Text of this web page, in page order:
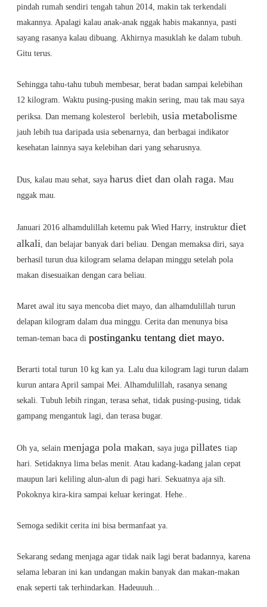
pindah rumah sendiri tengah tahun 2014, makin tak terkendali
makannya. Apalagi kalau anak-anak nggak habis makannya, pasti
sayang rasanya kalau dibuang. Akhirnya masuklah ke dalam tubuh.
Gitu terus.
Sehingga tahu-tahu tubuh membesar, berat badan sampai kelebihan
12 kilogram. Waktu pusing-pusing makin sering, mau tak mau saya
periksa. Dan memang kolesterol berlebih, usia metabolisme
jauh lebih tua daripada usia sebenarnya, dan berbagai indikator
kesehatan lainnya saya kelebihan dari yang seharusnya.
Dus, kalau mau sehat, saya harus diet dan olah raga. Mau
nggak mau.
Januari 2016 alhamdulillah ketemu pak Wied Harry, instruktur diet
alkali, dan belajar banyak dari beliau. Dengan memaksa diri, saya
berhasil turun dua kilogram selama delapan minggu setelah pola
makan disesuaikan dengan cara beliau.
Maret awal itu saya mencoba diet mayo, dan alhamdulillah turun
delapan kilogram dalam dua minggu. Cerita dan menunya bisa
teman-teman baca di postinganku tentang diet mayo.
Berarti total turun 10 kg kan ya. Lalu dua kilogram lagi turun dalam
kurun antara April sampai Mei. Alhamdulillah, rasanya senang
sekali. Tubuh lebih ringan, terasa sehat, tidak pusing-pusing, tidak
gampang mengantuk lagi, dan terasa bugar.
Oh ya, selain menjaga pola makan, saya juga pillates tiap
hari. Setidaknya lima belas menit. Atau kadang-kadang jalan cepat
maupun lari keliling alun-alun di pagi hari. Sekuatnya aja sih.
Pokoknya kira-kira sampai keluar keringat. Hehe..
Semoga sedikit cerita ini bisa bermanfaat ya.
Sekarang sedang menjaga agar tidak naik lagi berat badannya, karena
selama lebaran ini kan undangan makin banyak dan makan-makan
enak seperti tak terhindarkan. Hadeuuuh...